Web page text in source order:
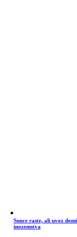
Sunce raste, ali uvoz
inozemstva